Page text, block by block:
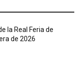
la Real Feria de
de 2026